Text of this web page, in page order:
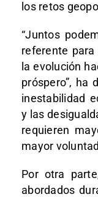
los retos
“Juntos
referente
la evolución
próspero”, ha
inestabilidad
y las
requieren
mayor
Por otra
abordados